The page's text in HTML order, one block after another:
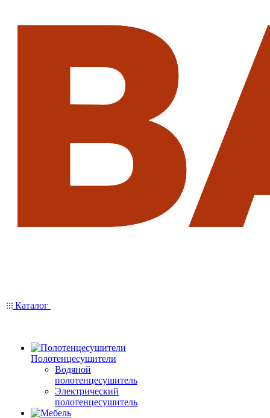
Каталог
Полотенцесушители
Водяной
полотенцесушитель
Электрический
полотенцесушитель